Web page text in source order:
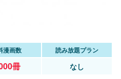
漫画数 読み放題プラン
冊 なし